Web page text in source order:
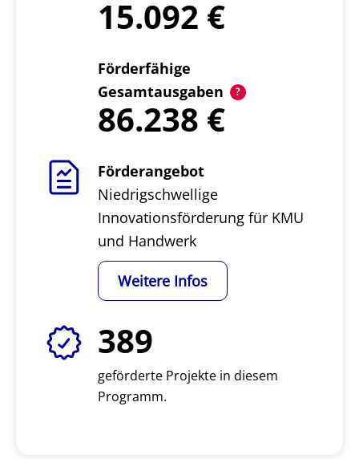
15.092
Förderfähige
Gesamtausgaben
86.238
Förderangebot
Niedrigschwellige
Innovationsförderung für KMU
und Handwerk
Weitere Infos
389
geförderte Projekte in diesem
Programm.